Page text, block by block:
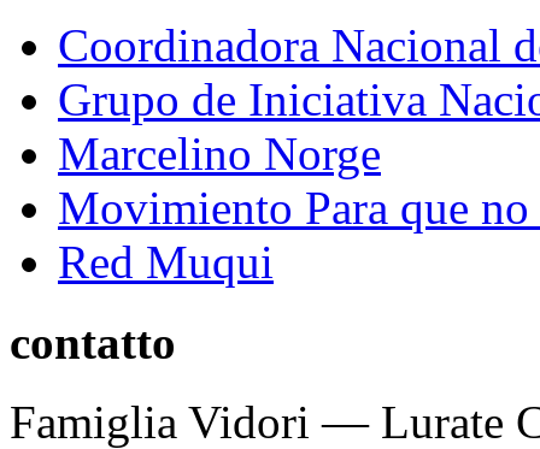
Coordinadora Nacional
Grupo de Iniciativa
Marcelino Norge
Movimiento Para que no
Red Muqui
contatto
Famiglia Vidori — Lurate